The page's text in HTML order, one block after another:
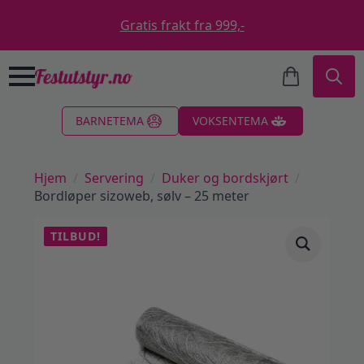
Gratis frakt fra 999,-
BARNETEMA VOKSENTEMA
Hjem Servering
Duker og bordskjørt
Bordløper sizoweb, sølv – 25 meter
TILBUD!